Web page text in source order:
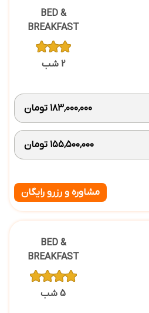
BED &
BREAKFAST
2 شب
۱۸۳٬۰۰۰٬۰۰۰ تومان
۱۵۵٬۵۰۰٬۰۰۰ تومان
مشاوره و رزرو رایگان
BED &
BREAKFAST
5 شب